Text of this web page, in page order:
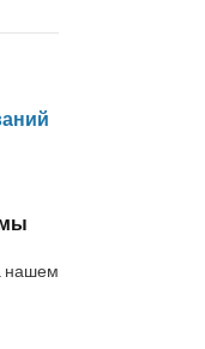
нашем